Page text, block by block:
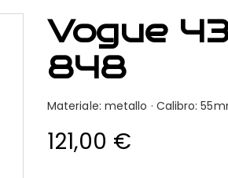
Vogue
848
Materiale: metallo · Calibro:
121,00 €